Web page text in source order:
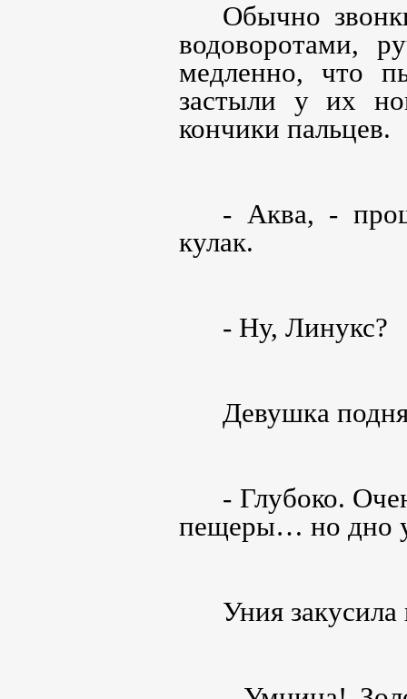
Обычно
водоворотами,
медленно, что
застыли у их
кончики пальцев.
- Аква, -
кулак.
- Ну, Линукс?
Девушка
- Глубоко.
пещеры… но дно
Уния закусила